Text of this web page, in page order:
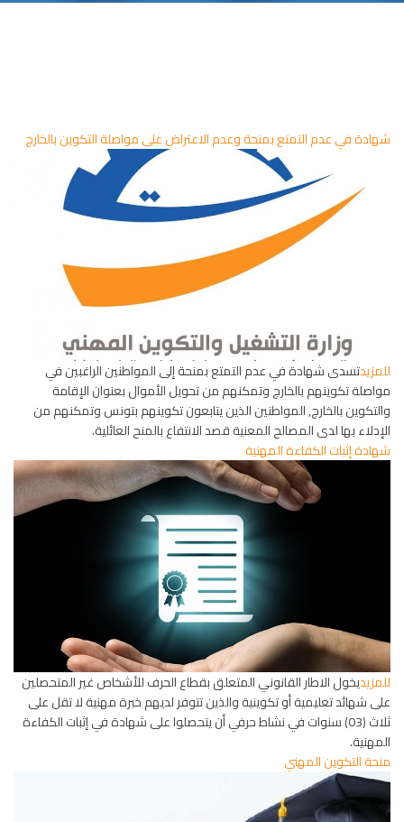
شهادة في عدم التمتع بمنحة وعدم الاعتراض على مواصلة التكوين بالخارج
للمزيدتسدى شهادة في عدم التمتع بمنحة إلى المواطنين الراغبين في
مواصلة تكوينهم بالخارج وتمكنهم من تحويل الأموال بعنوان الإقامة
والتكوين بالخارج, المواطنين الذين يتابعون تكوينهم بتونس وتمكنهم من
الإدلاء بها لدى المصالح المعنية قصد الانتفاع بالمنح العائلية.
شهادة إثبات الكفاءة المهنية
للمزيديخول الاطار القانوني المتعلق بقطاع الحرف للأشخاص غير المتحصلين
على شهائد تعليمية أو تكوينية والذين تتوفر لديهم خبرة مهنية لا تقل على
ثلاث (03) سنوات في نشاط حرفي أن يتحصلوا على شهادة في إثبات الكفاءة
المهنية.
منحة التكوين المهني